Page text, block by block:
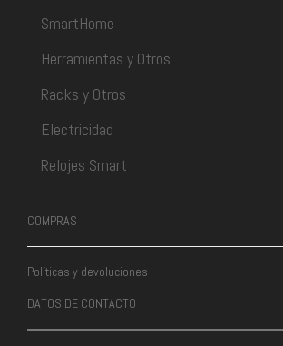
SmartHome
Herramientas y Otros
Racks y Otros
Electricidad
Relojes Smart
COMPRAS
Políticas y devoluciones
DATOS DE CONTACTO